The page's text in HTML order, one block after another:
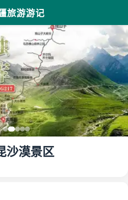
旅游游记
沙漠景区